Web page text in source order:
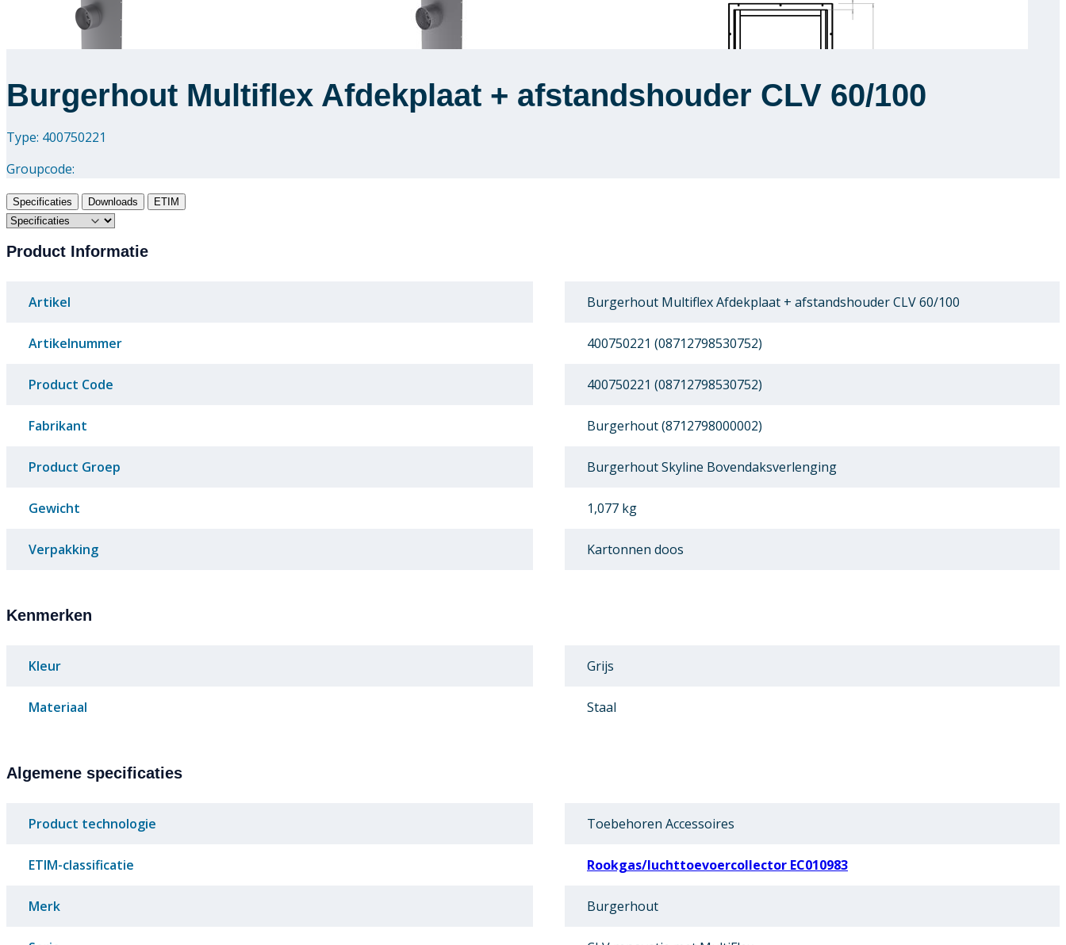
Burgerhout Multiflex Afdekplaat + afstandshouder CLV 60/100
Type: 400750221
Groupcode:
Specificaties Downloads ETIM
Product Informatie
Artikel Burgerhout Multiflex Afdekplaat + afstandshouder CLV 60/100
Artikelnummer 400750221 (08712798530752)
Product Code 400750221 (08712798530752)
Fabrikant Burgerhout (8712798000002)
Product Groep Burgerhout Skyline Bovendaksverlenging
Gewicht 1,077 kg
Verpakking Kartonnen doos
Kenmerken
Kleur Grijs
Materiaal Staal
Algemene specificaties
Product technologie Toebehoren Accessoires
ETIM-classificatie Rookgas/luchttoevoercollector EC010983
Merk Burgerhout